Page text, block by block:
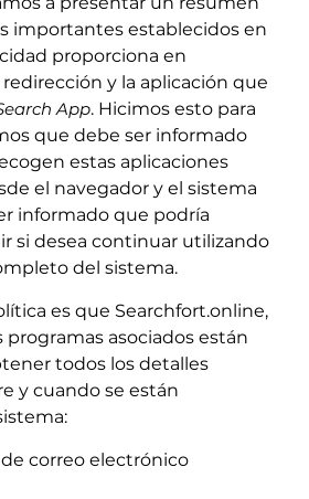
importantes establecidos en
proporciona en
y la aplicación que
App. Hicimos esto para
que debe ser informado
estas aplicaciones
el navegador y el sistema
informado que podría
si desea continuar utilizando
del sistema.
es que Searchfort.online,
programas asociados están
todos los detalles
y cuando se están
correo electrónico